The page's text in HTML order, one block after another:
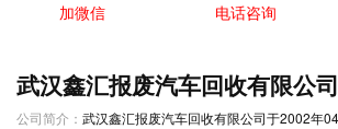
电话咨询
加微信
武汉鑫汇报废汽车回收有限公司
公司简介： 武汉鑫汇报废汽车回收有限公司于2002年